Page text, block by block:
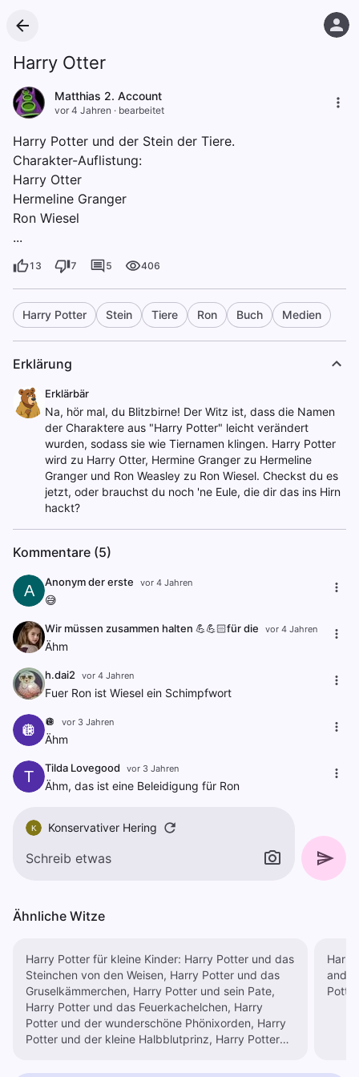
Harry Otter
Matthias 2. Account
vor 4 Jahren · bearbeitet
Harry Potter und der Stein der Tiere.
Charakter-Auflistung:
Harry Otter
Hermeline Granger
Ron Wiesel
...
13 7 5 406
Harry Potter Stein Tiere Ron Buch Medien
Erklärung
Erklärbär
Na, hör mal, du Blitzbirne! Der Witz ist, dass die Namen
der Charaktere aus "Harry Potter" leicht verändert
wurden, sodass sie wie Tiernamen klingen. Harry Potter
wird zu Harry Otter, Hermine Granger zu Hermeline
Granger und Ron Weasley zu Ron Wiesel. Checkst du es
jetzt, oder brauchst du noch 'ne Eule, die dir das ins Hirn
hackt?
Kommentare (5)
A Anonym der erste vor 4 Jahren
😅
Wir müssen zusammen halten 💪💪🏻für die vor 4 Jahren
Ähm
h.dai2 vor 4 Jahren
Fuer Ron ist Wiesel ein Schimpfwort
🪩 🪩 vor 3 Jahren
Ähm
T Tilda Lovegood vor 3 Jahren
Ähm, das ist eine Beleidigung für Ron
K Konservativer Hering
Ähnliche Witze
Harry Potter für kleine Kinder: Harry Potter und das
Steinchen von den Weisen, Harry Potter und das
Gruselkämmerchen, Harry Potter und sein Pate,
Harry Potter und das Feuerkachelchen, Harry
Potter und der wunderschöne Phönixorden, Harry
Potter und der kleine Halbblutprinz, Harry Potter
Harry